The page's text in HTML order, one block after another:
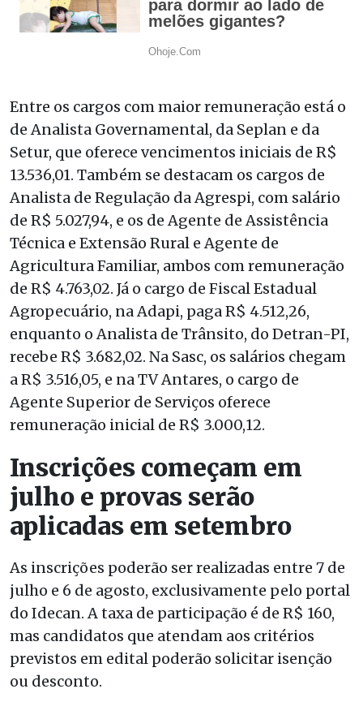
Entre os cargos com maior remuneração está o
de Analista Governamental, da Seplan e da
Setur, que oferece vencimentos iniciais de R$
13.536,01. Também se destacam os cargos de
Analista de Regulação da Agrespi, com salário
de R$ 5.027,94, e os de Agente de Assistência
Técnica e Extensão Rural e Agente de
Agricultura Familiar, ambos com remuneração
de R$ 4.763,02. Já o cargo de Fiscal Estadual
Agropecuário, na Adapi, paga R$ 4.512,26,
enquanto o Analista de Trânsito, do Detran-PI,
recebe R$ 3.682,02. Na Sasc, os salários chegam
a R$ 3.516,05, e na TV Antares, o cargo de
Agente Superior de Serviços oferece
remuneração inicial de R$ 3.000,12.
Inscrições começam em
julho e provas serão
aplicadas em setembro
As inscrições poderão ser realizadas entre 7 de
julho e 6 de agosto, exclusivamente pelo portal
do Idecan. A taxa de participação é de R$ 160,
mas candidatos que atendam aos critérios
previstos em edital poderão solicitar isenção
ou desconto.